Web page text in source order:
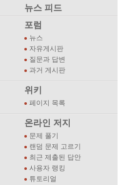
뉴스 피드
포럼
뉴스
자유게시판
질문과 답변
과거 게시판
위키
페이지 목록
온라인 저지
문제 풀기
랜덤 문제 고르기
최근 제출된 답안
사용자 랭킹
튜토리얼